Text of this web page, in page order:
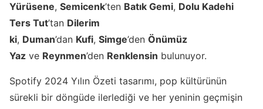
Yürüsene, Semicenk’ten Batık Gemi, Dolu Kadehi
Ters Tut’tan Dilerim
ki, Duman’dan Kufi, Simge’den Önümüz
Yaz ve Reynmen’den Renklensin bulunuyor.
Spotify 2024 Yılın Özeti tasarımı, pop kültürünün
sürekli bir döngüde ilerlediği ve her yeninin geçmişin